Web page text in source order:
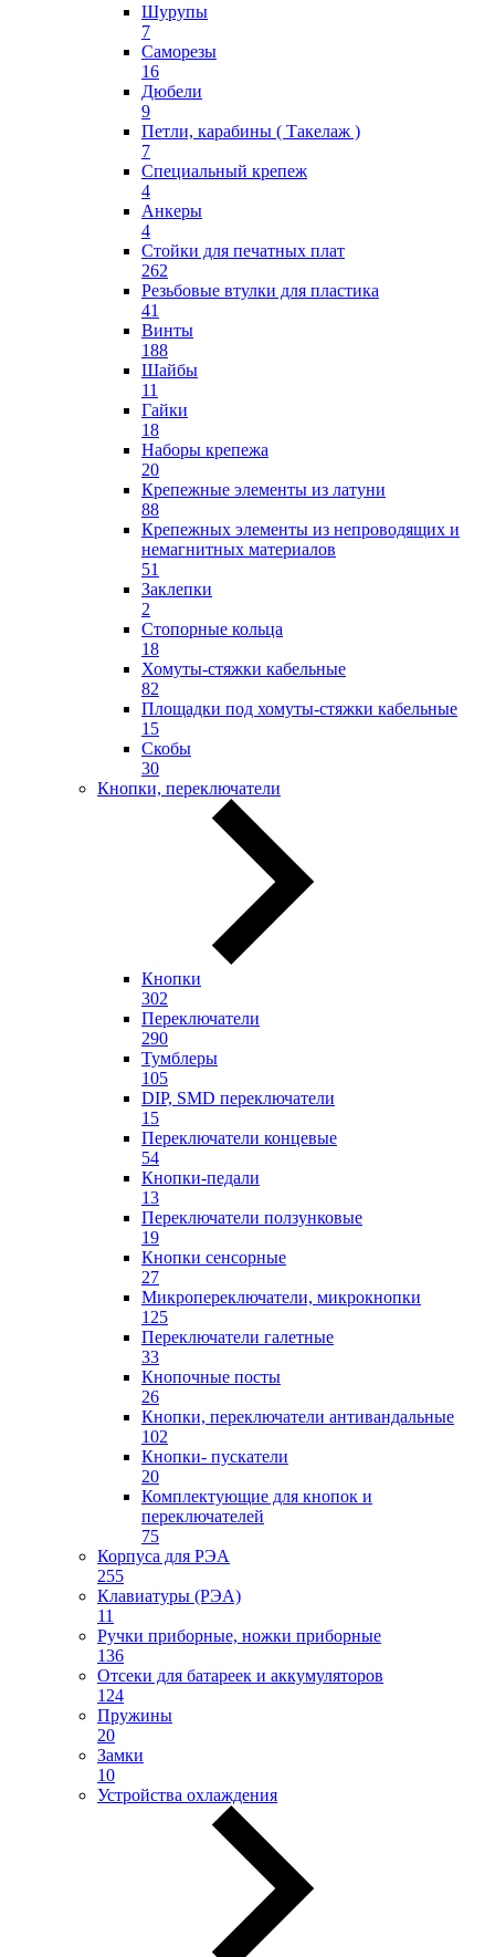
Шурупы
7
Саморезы
16
Дюбели
9
Петли, карабины ( Такелаж )
7
Специальный крепеж
4
Анкеры
4
Стойки для печатных плат
262
Резьбовые втулки для пластика
41
Винты
188
Шайбы
11
Гайки
18
Наборы крепежа
20
Крепежные элементы из латуни
88
Крепежных элементы из непроводящих и
немагнитных материалов
51
Заклепки
2
Стопорные кольца
18
Хомуты-стяжки кабельные
82
Площадки под хомуты-стяжки кабельные
15
Скобы
30
Кнопки, переключатели
Кнопки
302
Переключатели
290
Тумблеры
105
DIP, SMD переключатели
15
Переключатели концевые
54
Кнопки-педали
13
Переключатели ползунковые
19
Кнопки сенсорные
27
Микропереключатели, микрокнопки
125
Переключатели галетные
33
Кнопочные посты
26
Кнопки, переключатели антивандальные
102
Кнопки- пускатели
20
Комплектующие для кнопок и
переключателей
75
Корпуса для РЭА
255
Клавиатуры (РЭА)
11
Ручки приборные, ножки приборные
136
Отсеки для батареек и аккумуляторов
124
Пружины
20
Замки
10
Устройства охлаждения